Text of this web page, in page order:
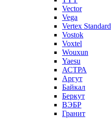
Vector
Vega
Vertex Standard
Vostok
Voxtel
Wouxun
Yaesu
АСТРА
Аргут
Байкал
Беркут
ВЭБР
Гранит